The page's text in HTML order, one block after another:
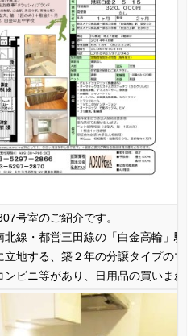
号室のご紹介です。
北線・都営三田線の「白金高輪」駅
立地する、築２年の分譲タイプのマ
ンビニ等があり、日用品の買いまわ